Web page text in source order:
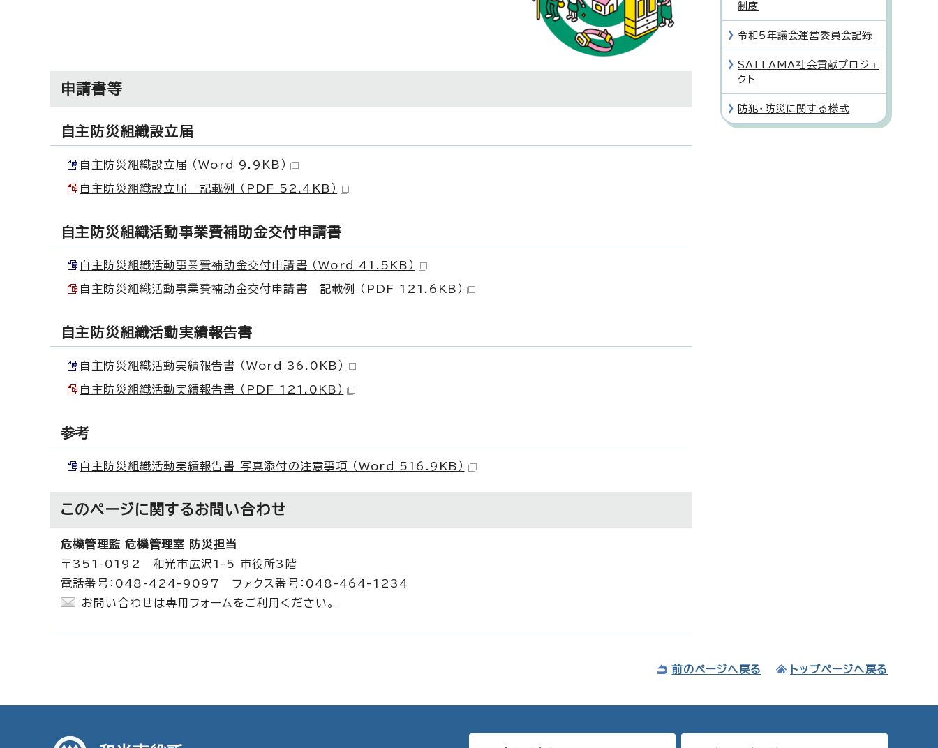
申請書等
自主防災組織設立届
自主防災組織設立届 （Word 9.9KB）
自主防災組織設立届 記載例 （PDF 52.4KB）
自主防災組織活動事業費補助金交付申請書
自主防災組織活動事業費補助金交付申請書 （Word 41.5KB）
自主防災組織活動事業費補助金交付申請書 記載例 （PDF 121.6KB）
自主防災組織活動実績報告書
自主防災組織活動実績報告書 （Word 36.0KB）
自主防災組織活動実績報告書 （PDF 121.0KB）
参考
自主防災組織活動実績報告書 写真添付の注意事項 （Word 516.9KB）
このページに関するお問い合わせ
危機管理監 危機管理室 防災担当
〒351-0192 和光市広沢1-5 市役所3階
電話番号：048-424-9097 ファクス番号：048-464-1234
お問い合わせは専用フォームをご利用ください。
制度
令和5年議会運営委員会記録
SAITAMA社会貢献プロジェ
クト
防犯・防災に関する様式
前のページへ戻る トップページへ戻る